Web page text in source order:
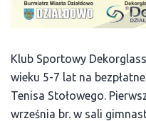
Klub Sportowy
wieku 5-7 lat na
Tenisa Stołowego.
września br. w sali